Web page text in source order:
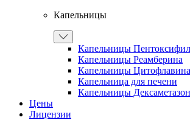
Капельницы
Капельницы
Капельницы Реамберина
Капельницы Цитофлавина
Капельница для печени
Капельницы
Цены
Лицензии